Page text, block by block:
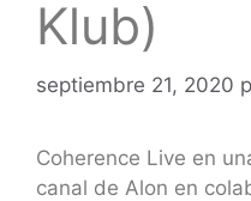
Klub)
septiembre 21, 2020
Coherence Live en
canal de Alon en